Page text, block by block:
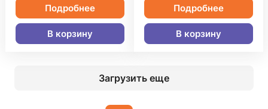
Подробнее
В корзину
Подробнее
В корзину
Загрузить еще